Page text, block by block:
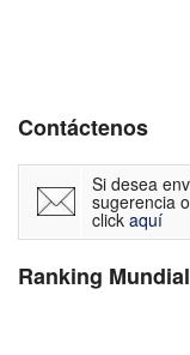
Contáctenos
Si desea
sugerencia
click aquí
Ranking Mundial